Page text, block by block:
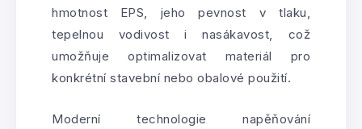
hmotnost EPS, jeho pevnost v tlaku,
tepelnou vodivost i nasákavost, což
umožňuje optimalizovat materiál pro
konkrétní stavební nebo obalové použití.
Moderní technologie napěňování